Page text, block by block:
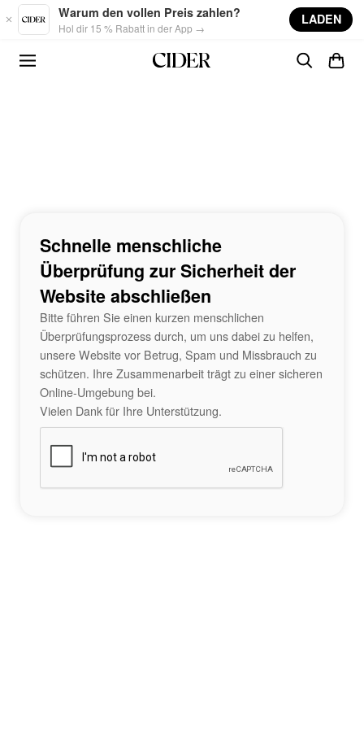
Skip to main content
Warum den vollen Preis zahlen?
Hol dir 15 % Rabatt in der App →
LADEN
Schnelle menschliche
Überprüfung zur Sicherheit der
Website abschließen
Bitte führen Sie einen kurzen menschlichen
Überprüfungsprozess durch, um uns dabei zu helfen,
unsere Website vor Betrug, Spam und Missbrauch zu
schützen. Ihre Zusammenarbeit trägt zu einer sicheren
Online-Umgebung bei.
Vielen Dank für Ihre Unterstützung.